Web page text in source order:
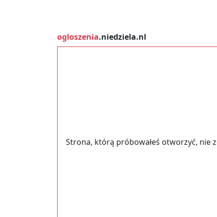
ogloszenia.niedziela.nl
Strona, którą próbowałeś otworzyć, nie